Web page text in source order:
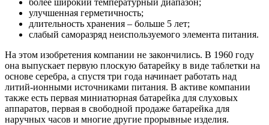
улучшенная герметичность;
длительность хранения – больше 5 лет;
слабый саморазряд неиспользуемого элемента питания.
На этом изобретения компании не закончились. В 1960 году
она выпускает первую плоскую батарейку в виде таблетки на
основе серебра, а спустя три года начинает работать над
литий-ионными источниками питания. В активе компании
также есть первая миниатюрная батарейка для слуховых
аппаратов, первая в свободной продаже батарейка для
наручных часов и многие другие прорывные изделия.